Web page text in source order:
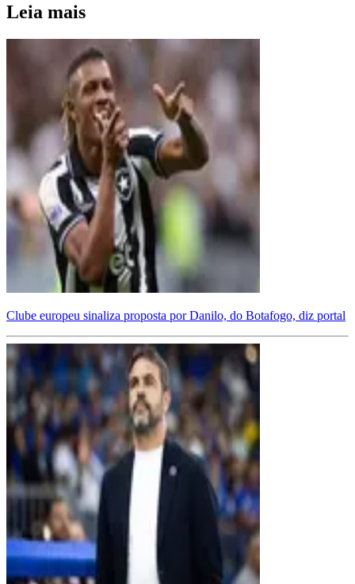
Leia mais
Clube europeu sinaliza proposta por Danilo, do Botafogo, diz portal